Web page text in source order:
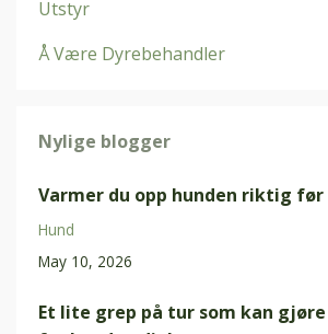
Utstyr
Å Være Dyrebehandler
Nylige blogger
Varmer du opp hunden riktig
Hund
May 10, 2026
Et lite grep på tur som kan